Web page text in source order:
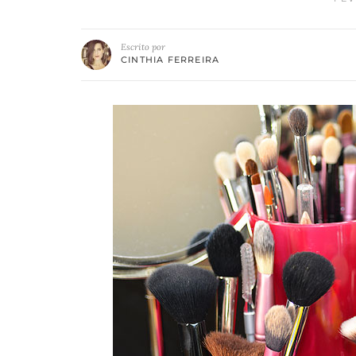
Escrito por
CINTHIA FERREIRA